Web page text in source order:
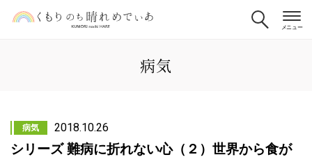
病気
病気 2018.10.26
シリーズ 難病に折れない心（２）世界から食が